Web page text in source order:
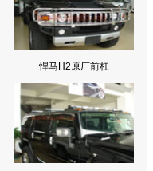
悍马H2原厂前杠